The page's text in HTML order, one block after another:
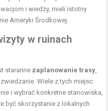
i wiedzy, mieli istotny
Ameryki Środkowej.
w ruinach
staranne zaplanowanie trasy
Wiele z tych miejsc
i wybrać konkretne stanowiska,
być skorzystanie z lokalnych